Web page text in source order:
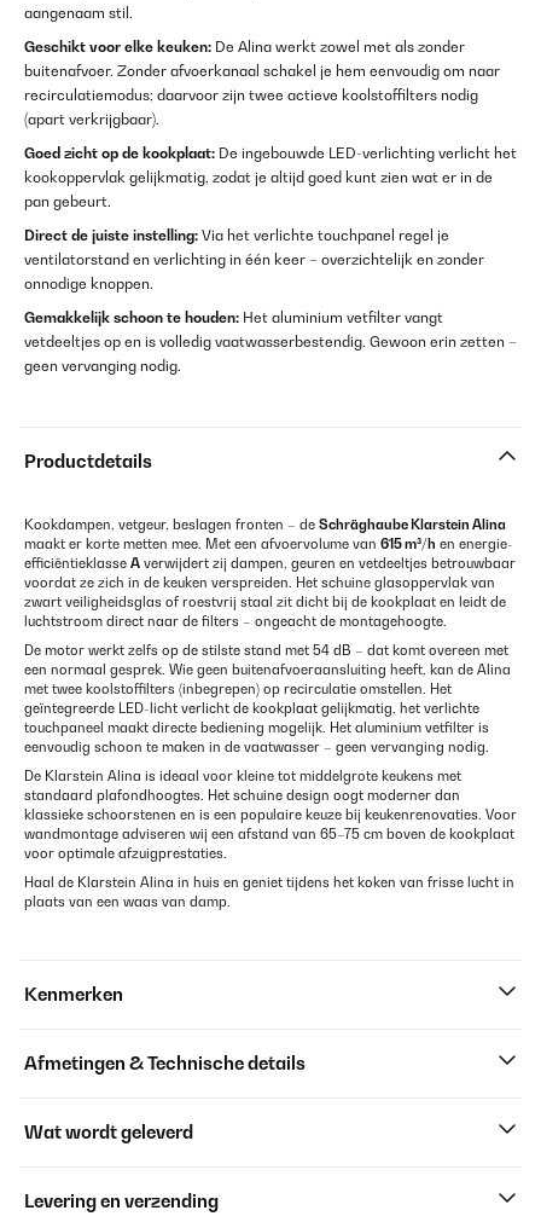
aangenaam stil.
Geschikt voor elke keuken: De Alina werkt zowel met als zonder
buitenafvoer. Zonder afvoerkanaal schakel je hem eenvoudig om naar
recirculatiemodus; daarvoor zijn twee actieve koolstoffilters nodig
(apart verkrijgbaar).
Goed zicht op de kookplaat: De ingebouwde LED-verlichting verlicht het
kookoppervlak gelijkmatig, zodat je altijd goed kunt zien wat er in de
pan gebeurt.
Direct de juiste instelling: Via het verlichte touchpanel regel je
ventilatorstand en verlichting in één keer – overzichtelijk en zonder
onnodige knoppen.
Gemakkelijk schoon te houden: Het aluminium vetfilter vangt
vetdeeltjes op en is volledig vaatwasserbestendig. Gewoon erin zetten –
geen vervanging nodig.
Productdetails
Kookdampen, vetgeur, beslagen fronten – de Schräghaube Klarstein Alina
maakt er korte metten mee. Met een afvoervolume van 615 m³/h en energie-
efficiëntieklasse A verwijdert zij dampen, geuren en vetdeeltjes betrouwbaar
voordat ze zich in de keuken verspreiden. Het schuine glasoppervlak van
zwart veiligheidsglas of roestvrij staal zit dicht bij de kookplaat en leidt de
luchtstroom direct naar de filters – ongeacht de montagehoogte.
De motor werkt zelfs op de stilste stand met 54 dB – dat komt overeen met
een normaal gesprek. Wie geen buitenafvoeraansluiting heeft, kan de Alina
met twee koolstoffilters (inbegrepen) op recirculatie omstellen. Het
geïntegreerde LED-licht verlicht de kookplaat gelijkmatig, het verlichte
touchpaneel maakt directe bediening mogelijk. Het aluminium vetfilter is
eenvoudig schoon te maken in de vaatwasser – geen vervanging nodig.
De Klarstein Alina is ideaal voor kleine tot middelgrote keukens met
standaard plafondhoogtes. Het schuine design oogt moderner dan
klassieke schoorstenen en is een populaire keuze bij keukenrenovaties. Voor
wandmontage adviseren wij een afstand van 65–75 cm boven de kookplaat
voor optimale afzuigprestaties.
Haal de Klarstein Alina in huis en geniet tijdens het koken van frisse lucht in
plaats van een waas van damp.
Kenmerken
Afmetingen & Technische details
Wat wordt geleverd
Levering en verzending